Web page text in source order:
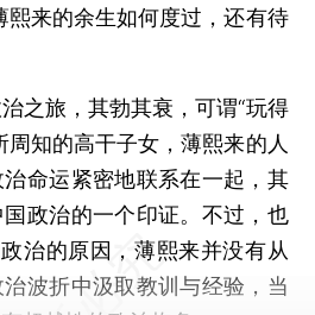
熙来的余生如何度过，还有待
旅，其勃其衰，可谓“玩得
周知的高干子女，薄熙来的人
命运紧密地联系在一起，其
政治的一个印证。不过，也
治的原因，薄熙来并没有从
波折中汲取教训与经验，当